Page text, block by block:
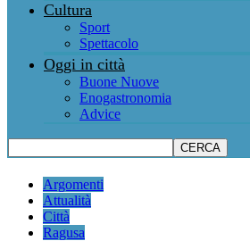
Cultura
Sport
Spettacolo
Oggi in città
Buone Nuove
Enogastronomia
Advice
Argomenti
Attualità
Città
Ragusa